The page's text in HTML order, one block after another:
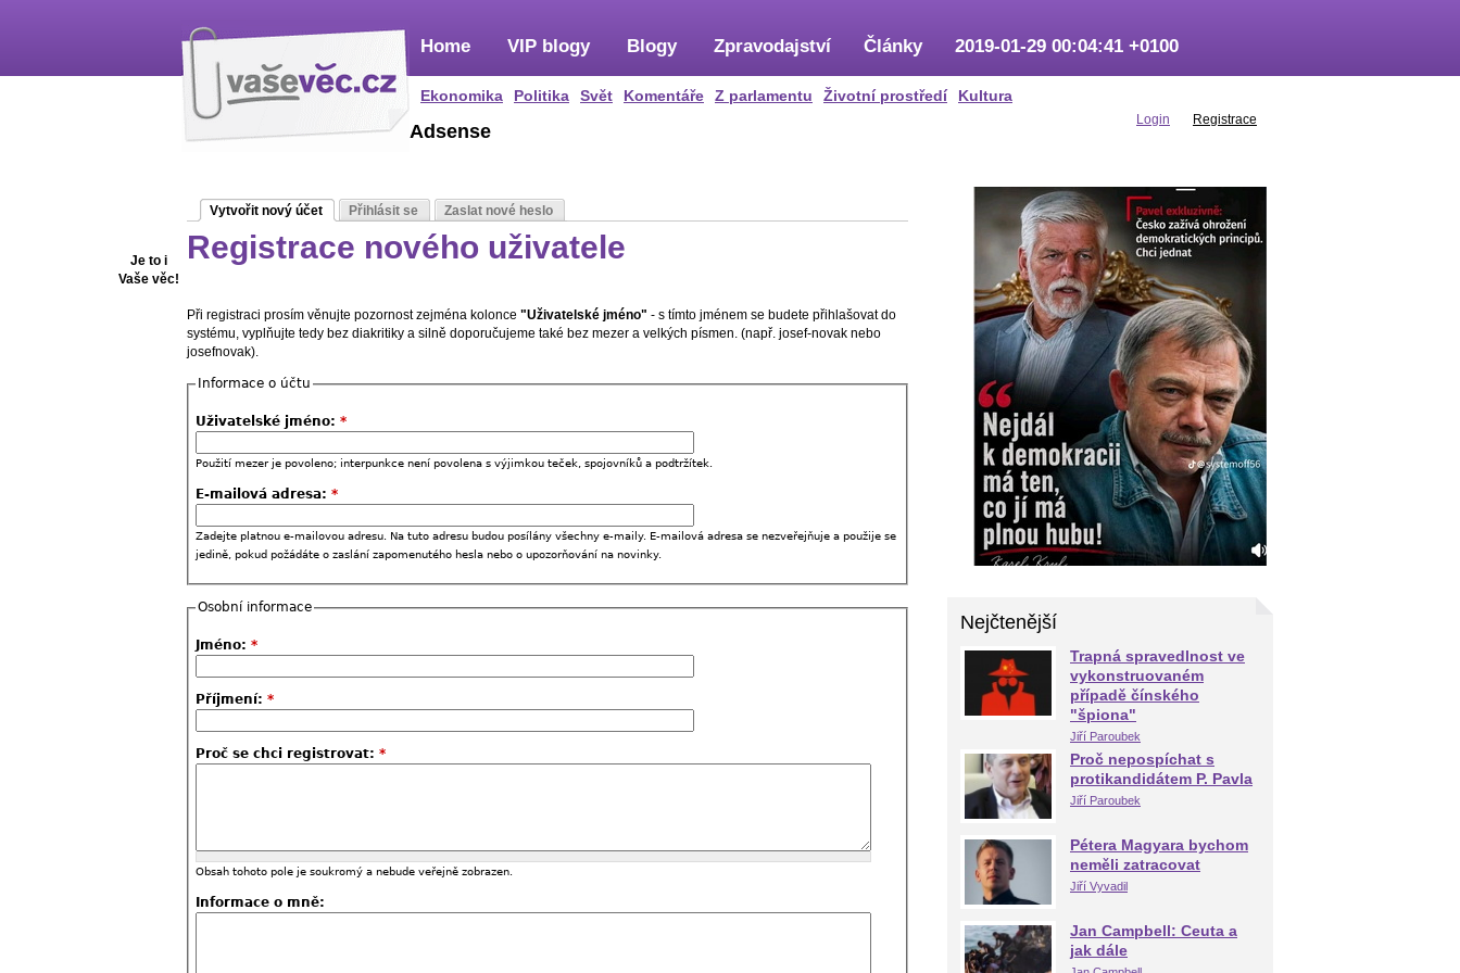
Home
Ekonomika Politika Svět Komentáře Z parlamentu Životní prostředí Kultura
VIP blogy Blogy Zpravodajství Články 2019-01-29 00:04:41 +0100
Login Registrace
Je to i
Vaše věc!
Adsense
Vytvořit nový účet Přihlásit se Zaslat nové heslo
Registrace nového uživatele
Při registraci prosím věnujte pozornost zejména kolonce "Uživatelské jméno" - s tímto jménem se budete přihlašovat do
systému, vyplňujte tedy bez diakritiky a silně doporučujeme také bez mezer a velkých písmen. (např. josef-novak nebo
josefnovak).
Informace o účtu
Uživatelské jméno: *
Použití mezer je povoleno; interpunkce není povolena s výjimkou teček, spojovníků a podtržítek.
E-mailová adresa: *
Zadejte platnou e-mailovou adresu. Na tuto adresu budou posílány všechny e-maily. E-mailová adresa se nezveřejňuje a použije se
jedině, pokud požádáte o zaslání zapomenutého hesla nebo o upozorňování na novinky.
Osobní informace
Jméno: *
Příjmení: *
Proč se chci registrovat: *
Obsah tohoto pole je soukromý a nebude veřejně zobrazen.
Informace o mně:
Nejčtenější
Trapná spravedlnost ve
vykonstruovaném
případě čínského
"špiona"
Jiří Paroubek
Proč nepospíchat s
protikandidátem P. Pavla
Jiří Paroubek
Pétera Magyara bychom
neměli zatracovat
Jiří Vyvadil
Jan Campbell: Ceuta a
jak dále